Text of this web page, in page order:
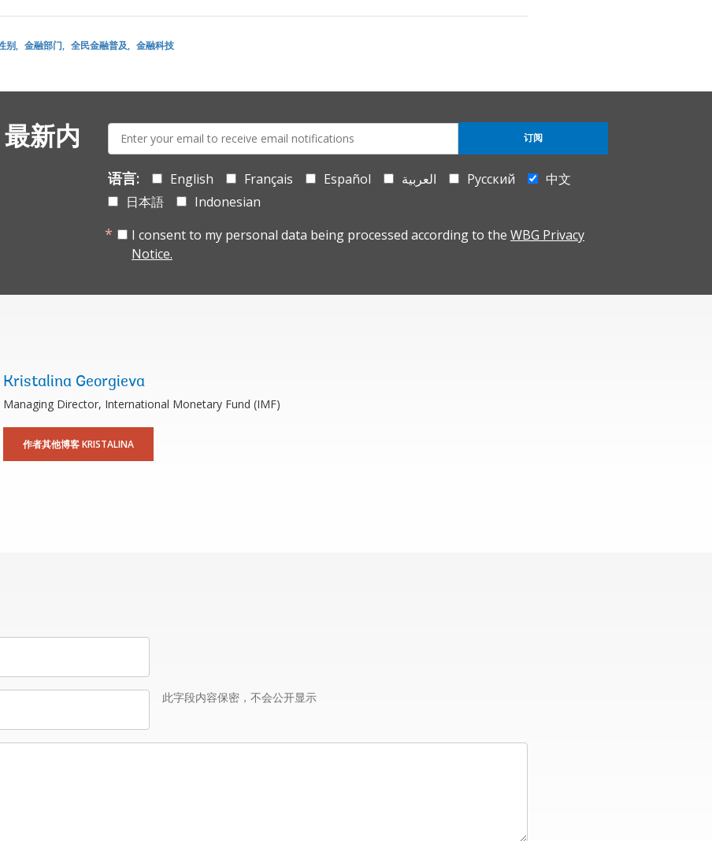
别 金融部门 全民金融普及 金融科技
新内
mail:
语言: English Français Español العربية Русский
中文
日本語
Indonesian
I consent to my personal data being processed according to the WBG Privacy
Notice.
订阅
Kristalina Georgieva
Managing Director, International Monetary Fund (IMF)
作者其他博客 KRISTALINA
此字段内容保密，不会公开显示